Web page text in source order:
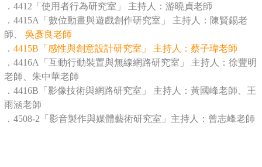
．4412「使用者行為研究室」 主持人：游曉貞老師
．4415A「數位動畫與遊戲創作研究室」 主持人：陳賢錫老
師、 吳彥良老師
． 4415B「感性與創意設計研究室」 主持人：蔡子瑋老師
．4416A「互動行動裝置與無線網路研究室」 主持人：徐豐明
老師、朱中華老師
．4416B「影像技術與網路研究室」 主持人：黃國峰老師、王
雨涵老師
．4508-2「影音製作與媒體藝術研究室」主持人：曾志峰老師